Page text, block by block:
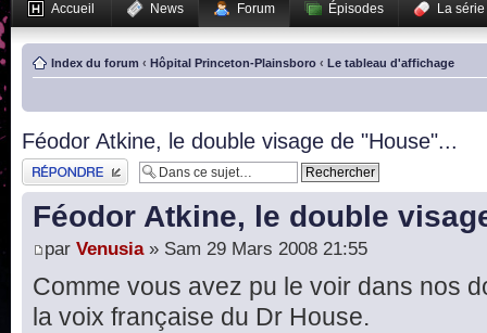
Accueil News Forum Épisodes La série
Index du forum ‹ Hôpital Princeton-Plainsboro ‹ Le tableau d'affichage
Féodor Atkine, le double visage de "House"...
Publier une réponse
Féodor Atkine, le double
par Venusia» Sam 29 Mars 2008 21:55
Comme vous avez pu le voir dans nos
la voix française du Dr House.